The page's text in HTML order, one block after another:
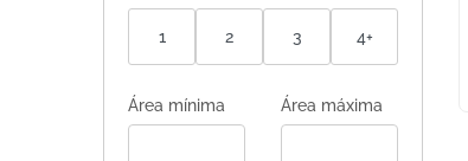
1 2 3 4+
Área mínima Área máxima